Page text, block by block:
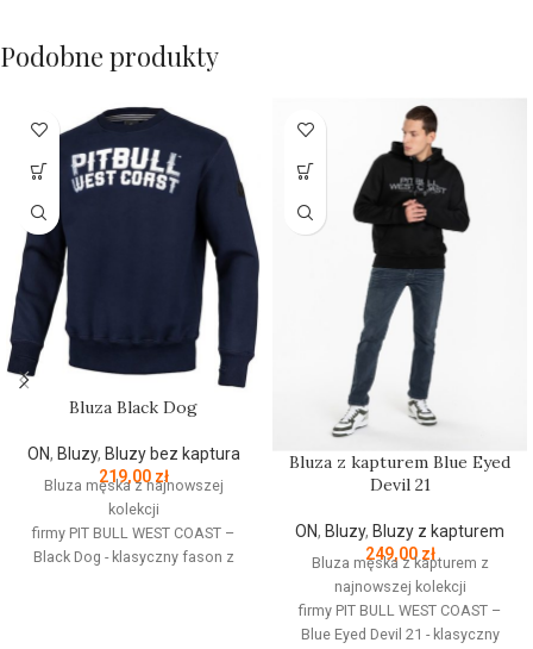
Podobne produkty
Bluza Black Dog
ON, Bluzy, Bluzy bez kaptura
219,00 zł
Bluza męska z najnowszej
kolekcji
firmy PIT BULL WEST COAST –
Black Dog - klasyczny fason z
Bluza z kapturem Blue Eyed
Devil 21
ON, Bluzy, Bluzy z kapturem
249,00 zł
Bluza męska z kapturem z
najnowszej kolekcji
firmy PIT BULL WEST COAST –
Blue Eyed Devil 21 - klasyczny